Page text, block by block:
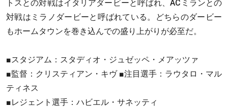
トスとの対戦はイタリアダービーと呼ばれ、ACミランとの
対戦はミラノダービーと呼ばれている。どちらのダービー
もホームタウンを巻き込んでの盛り上がりが必至だ。
■スタジアム：スタディオ・ジュゼッペ・メアッツァ
■監督：クリスティアン・キヴ ■注目選手：ラウタロ・マル
ティネス
■レジェント選手：ハビエル・サネッティ